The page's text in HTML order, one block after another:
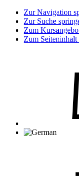
Zur Navigation
Zur Suche
Zum
Zum